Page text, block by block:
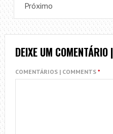
Próximo
DEIXE UM
COMENTÁRIOS | COMMENTS *